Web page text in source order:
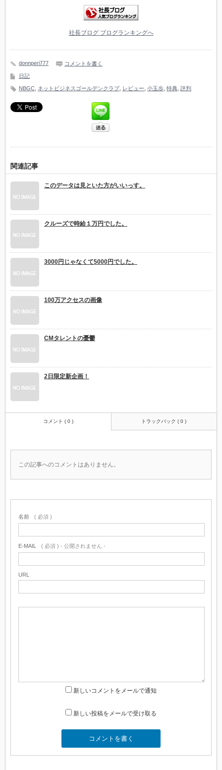
社長ブログ ブログランキングへ
donnperi777 コメントを書く
日記
NBGC ネットビジネスゴールデンクラブ レビュー 小玉歩 特典 評判
関連記事
このデータは見といた方がいいっす。
クルーズで時給１万円でした。
3000円じゃなくて5000円でした。
100万アクセスの画像
CMタレントの憂鬱
2日限定新企画！
コメント ( 0 ) トラックバック ( 0 )
この記事へのコメントはありません。
名前 ( 必須 )
E-MAIL ( 必須 ) - 公開されません -
URL
新しいコメントをメールで通知
新しい投稿をメールで受け取る